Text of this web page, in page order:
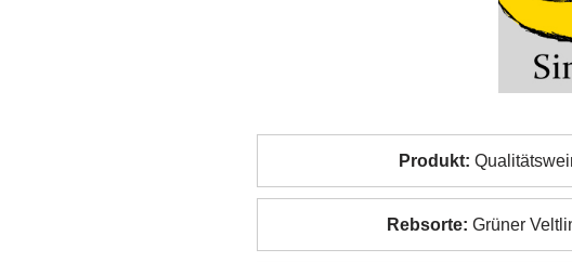
Produkt:
Rebsorte: Grüner